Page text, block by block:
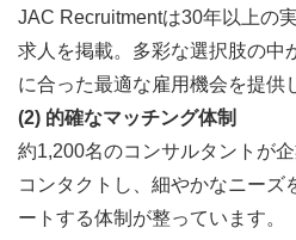
JAC Recruitmentは30年以上の
求人を掲載。多彩な選択肢の中
に合った最適な雇用機会を提供
(2) 的確なマッチング体制
約1,200名のコンサルタントが
コンタクトし、細やかなニーズ
ートする体制が整っています。